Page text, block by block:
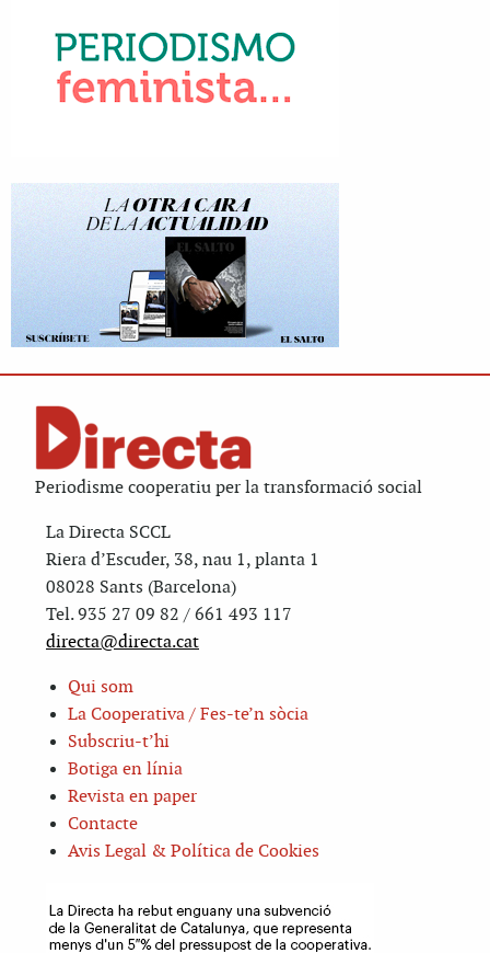
Periodisme cooperatiu per la transformació social
La Directa SCCL
Riera d’Escuder, 38, nau 1, planta 1
08028 Sants (Barcelona)
Tel. 935 27 09 82 / 661 493 117
directa@directa.cat
Qui som
La Cooperativa / Fes-te’n sòcia
Subscriu-t’hi
Botiga en línia
Revista en paper
Contacte
Avis Legal & Política de Cookies